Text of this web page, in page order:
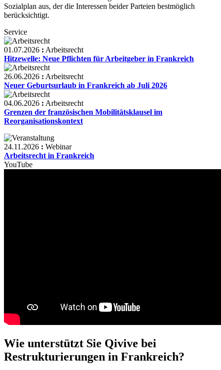
Sozialplan aus, der die Interessen beider Parteien bestmöglich
berücksichtigt.
Service
01.07.2026 : Arbeitsrecht
Hitzewelle: Neue Pflichten für Arbeitgeber in Frankreich
26.06.2026 : Arbeitsrecht
Neuer Geburtsurlaub in Frankreich ab Juli 2026
04.06.2026 : Arbeitsrecht
Grenzen der französischen Mobilitätsklausel im
Reorganisationskontext
24.11.2026 : Webinar
Arbeitsrecht in Frankreich
YouTube
Wie unterstützt Sie Qivive bei
Restrukturierungen in Frankreich?